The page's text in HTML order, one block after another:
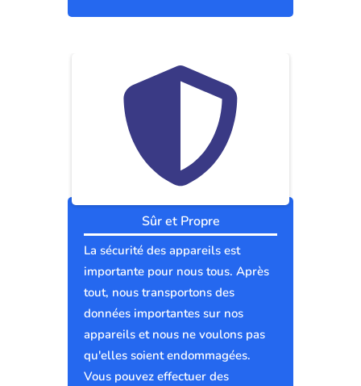
Sûr et Propre
La sécurité des appareils est
importante pour nous tous. Après
tout, nous transportons des
données importantes sur nos
appareils et nous ne voulons pas
qu'elles soient endommagées.
Vous pouvez effectuer des